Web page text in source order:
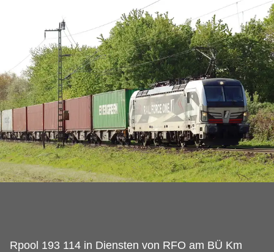
Rpool 193 114 in Diensten von RFO am BÜ Km